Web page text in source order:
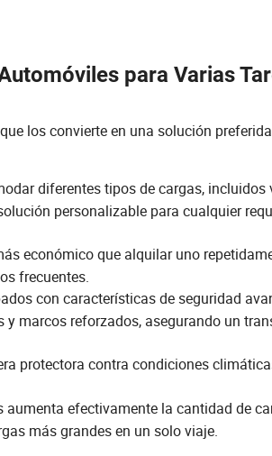
para Varias
los convierte en una solución
diferentes tipos de cargas, incluidos
personalizable para cualquier
económico que alquilar uno
frecuentes.
con características de seguridad
marcos reforzados, asegurando un
protectora contra condiciones
efectivamente la cantidad de
más grandes en un solo viaje.